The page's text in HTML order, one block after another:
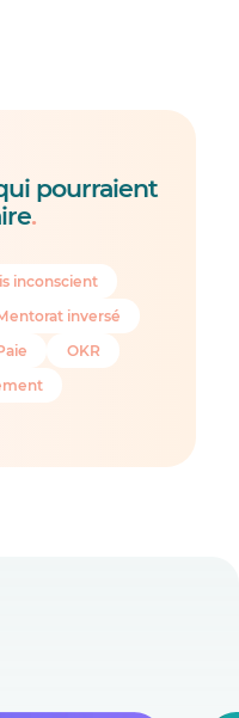
pourraient
.
inconscient
inversé
OKR